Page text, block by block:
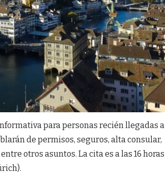
para personas recién llegadas a
de permisos, seguros, alta consular,
otros asuntos. La cita es a las 16 horas